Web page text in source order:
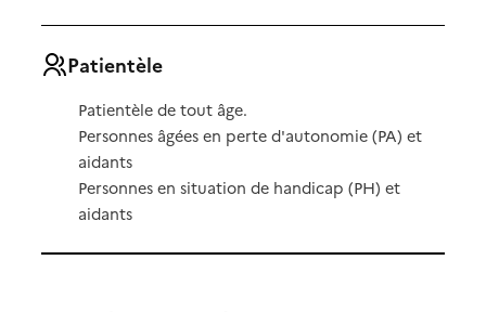
Patientèle
Patientèle de tout âge.
Personnes âgées en perte d'autonomie (PA) et
aidants
Personnes en situation de handicap (PH) et
aidants